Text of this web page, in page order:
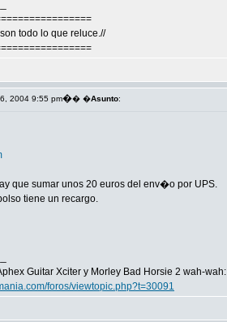
todo lo que reluce.//
2004 9:55 pm�� �Asunto:
que sumar unos 20 euros del env�o por UPS.
tiene un recargo.
Guitar Xciter y Morley Bad Horsie 2 wah-wah:
foros/viewtopic.php?t=30091